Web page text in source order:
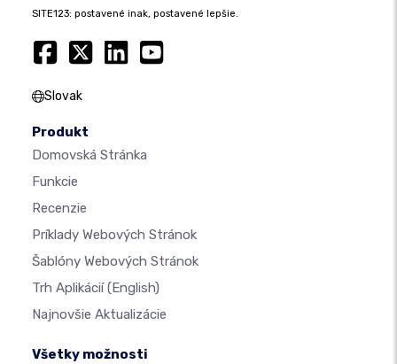
SITE123: postavené inak, postavené lepšie.
Slovak
Produkt
Domovská Stránka
Funkcie
Recenzie
Príklady Webových Stránok
Šablóny Webových Stránok
Trh Aplikácií(English)
Najnovšie Aktualizácie
Všetky možnosti